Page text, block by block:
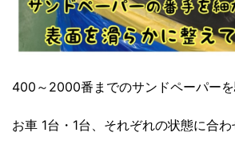
400～2000番までのサンドペーパー
お車 1台・1台、それぞれの状態に合わ